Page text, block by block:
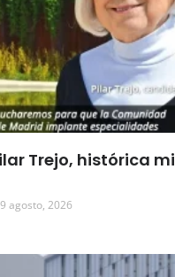
Trejo, histórica
9 agosto, 2026